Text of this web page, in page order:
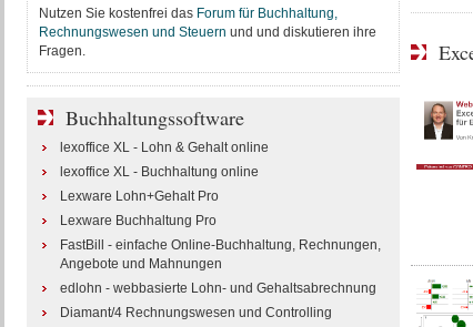
Nutzen Sie kostenfrei das Forum für Buchhaltung,
Rechnungswesen und Steuern und und diskutieren ihre
Fragen.
Buchhaltungssoftware
lexoffice XL - Lohn & Gehalt online
lexoffice XL - Buchhaltung online
Lexware Lohn+Gehalt Pro
Lexware Buchhaltung Pro
FastBill - einfache Online-Buchhaltung, Rechnungen,
Angebote und Mahnungen
edlohn - webbasierte Lohn- und Gehaltsabrechnung
Diamant/4 Rechnungswesen und Controlling